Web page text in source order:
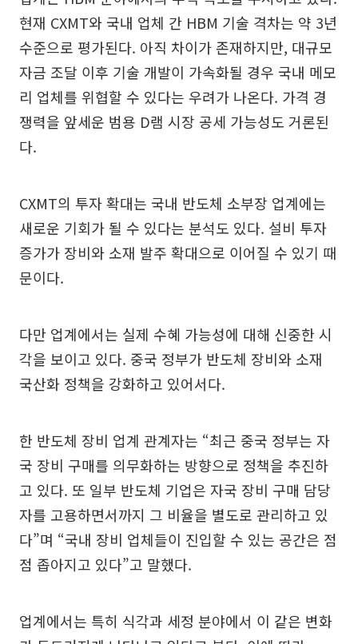
현재 CXMT와 국내 업체 간 HBM 기술 격차는 약 3년
수준으로 평가된다. 아직 차이가 존재하지만, 대규모
자금 조달 이후 기술 개발이 가속화될 경우 국내 메모
리 업체를 위협할 수 있다는 우려가 나온다. 가격 경
쟁력을 앞세운 범용 D램 시장 공세 가능성도 거론된
다.
CXMT의 투자 확대는 국내 반도체 소부장 업계에는
새로운 기회가 될 수 있다는 분석도 있다. 설비 투자
증가가 장비와 소재 발주 확대으로 이어질 수 있기 때
문이다.
다만 업계에서는 실제 수혜 가능성에 대해 신중한 시
각을 보이고 있다. 중국 정부가 반도체 장비와 소재
국산화 정책을 강화하고 있어서다.
한 반도체 장비 업계 관계자는 “최근 중국 정부는 자
국 장비 구매를 의무화하는 방향으로 정책을 추진하
고 있다. 또 일부 반도체 기업은 자국 장비 구매 담당
자를 고용하면서까지 그 비율을 별도로 관리하고 있
다”며 “국내 장비 업체들이 진입할 수 있는 공간은 점
점 좁아지고 있다”고 말했다.
업계에서는 특히 식각과 세정 분야에서 이 같은 변화